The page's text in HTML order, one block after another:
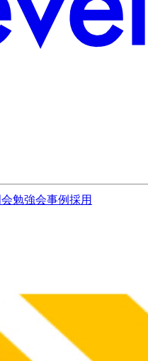
勉強会事例採用